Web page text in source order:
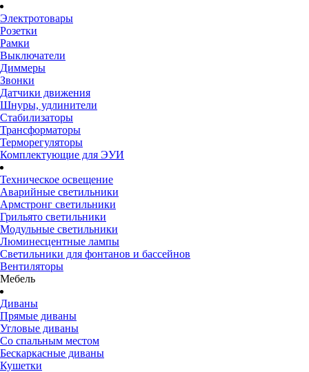
Электротовары
Розетки
Рамки
Выключатели
Диммеры
Звонки
Датчики движения
Шнуры, удлинители
Стабилизаторы
Трансформаторы
Терморегуляторы
Комплектующие для ЭУИ
Техническое освещение
Аварийные светильники
Армстронг светильники
Грильято светильники
Модульные светильники
Люминесцентные лампы
Светильники для фонтанов и бассейнов
Вентиляторы
Мебель
Диваны
Прямые диваны
Угловые диваны
Со спальным местом
Бескаркасные диваны
Кушетки